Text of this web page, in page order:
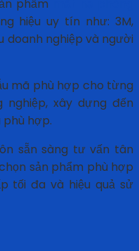
phẩm
hiệu uy tín như: 3M,
doanh nghiệp và người
mã phù hợp cho từng
xây dựng đến
hợp.
sẵn sàng tư vấn tân
sản phẩm phù hợp
tối đa và hiệu quả sử